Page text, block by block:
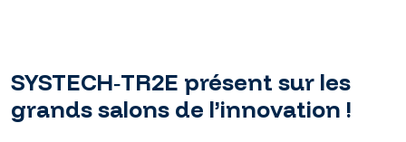
SYSTECH‑TR2E présent sur les
grands salons de l’innovation !